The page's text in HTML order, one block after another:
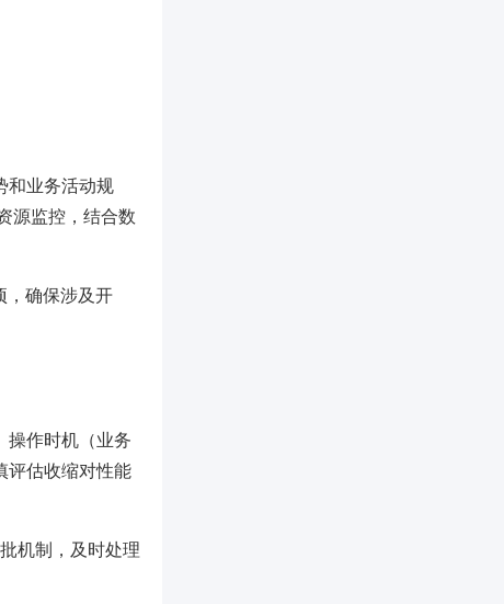
和业务活动规
源监控，结合数
，确保涉及开
操作时机（业务
评估收缩对性能
机制，及时处理